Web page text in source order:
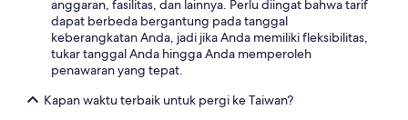
anggaran, fasilitas, dan lainnya. Perlu diingat bahwa tarif
dapat berbeda bergantung pada tanggal
keberangkatan Anda, jadi jika Anda memiliki fleksibilitas,
tukar tanggal Anda hingga Anda memperoleh
penawaran yang tepat.
Kapan waktu terbaik untuk pergi ke Taiwan?